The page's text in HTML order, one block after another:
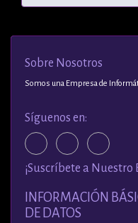
Sobre Nosotros
Somos una Empresa de
Síguenos en:
¡Suscríbete a Nuestro
INFORMACIÓN
DE DATOS